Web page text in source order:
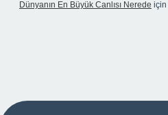
Dünyanın En Büyük Canlısı Nerede için
giriş